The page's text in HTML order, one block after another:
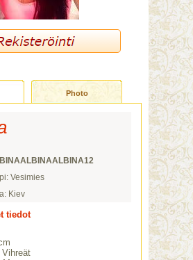
Photo
Vesimies
Kiev
tiedot